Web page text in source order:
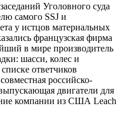
Уголовного суда
самого SSJ и
у истцов материальных
французская фирма
в мире производитель
шасси, колес и
ответчиков
российско-
двигатели для
компании из США Leach